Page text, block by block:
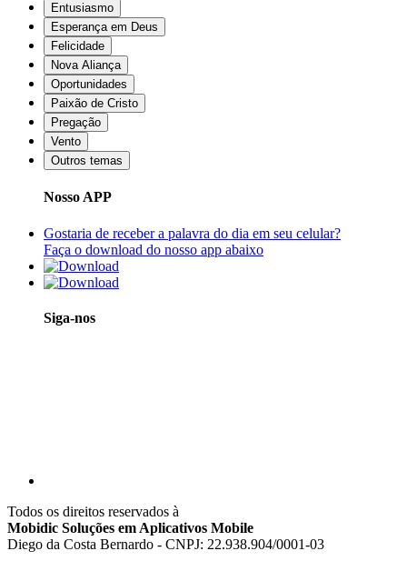
Entusiasmo
Esperança em Deus
Felicidade
Nova Aliança
Oportunidades
Paixão de Cristo
Pregação
Vento
Outros temas
Nosso APP
Gostaria de receber a palavra do dia em seu celular?
Faça o download do nosso app abaixo
Siga-nos
Todos os direitos reservados à
Mobidic Soluções em Aplicativos Mobile
Diego da Costa Bernardo - CNPJ: 22.938.904/0001-03